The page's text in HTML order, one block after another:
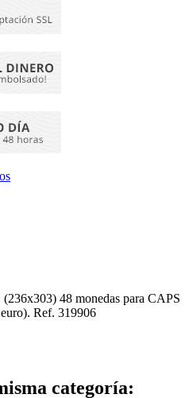
48 monedas para CAPS
Ref. 319906
categoría: